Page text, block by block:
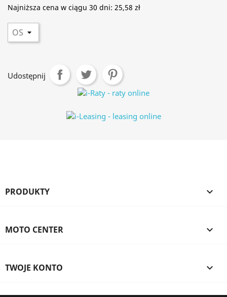
Najniższa cena w ciągu 30 dni: 25,58 zł
Udostępnij
PRODUKTY 
MOTO CENTER 
TWOJE KONTO 